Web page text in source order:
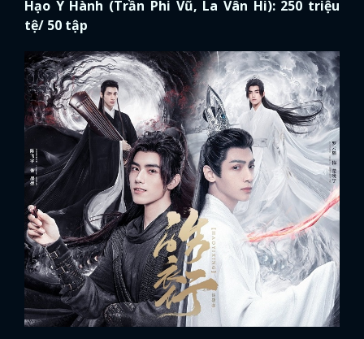
Hạo Y Hành (Trần Phi Vũ, La Vân Hi): 250 triệu
tệ/ 50 tập